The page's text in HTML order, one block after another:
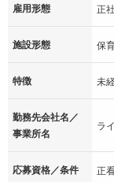
雇用形態 正
施設形態 保
特徴 未
勤務先会社名／
事業所名
ラ
応募資格／条件 正